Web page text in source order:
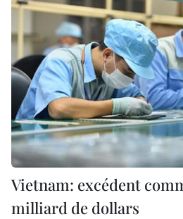
Vietnam: excédent
milliard de dollars